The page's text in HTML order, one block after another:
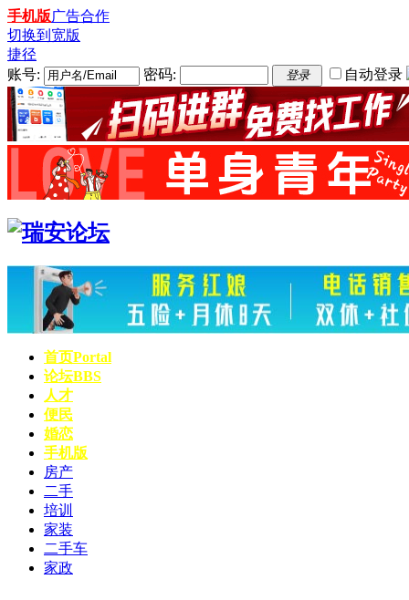
手机版广告合作
切换到宽版
捷径
账号:
密码: 登录 自动登录
首页Portal
论坛BBS
人才
便民
婚恋
手机版
房产
二手
培训
家装
二手车
家政